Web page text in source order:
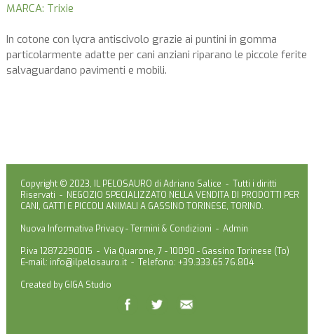
MARCA: Trixie
In cotone con lycra antiscivolo grazie ai puntini in gomma
particolarmente adatte per cani anziani riparano le piccole ferite
salvaguardano pavimenti e mobili.
Copyright © 2023, IL PELOSAURO di Adriano Salice - Tutti i diritti
Riservati - NEGOZIO SPECIALIZZATO NELLA VENDITA DI PRODOTTI PER
CANI, GATTI E PICCOLI ANIMALI A GASSINO TORINESE, TORINO.
Nuova Informativa Privacy-Termini & Condizioni - Admin
P.iva 12872290015 - Via Quarone, 7 - 10090 - Gassino Torinese (To)
E-mail: info@ilpelosauro.it- Telefono: +39.333.65.76.804
Created by GIGA Studio